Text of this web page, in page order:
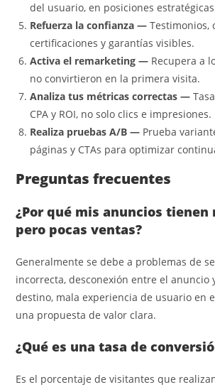
del usuario, en posiciones
Refuerza la confianza —Testimonios,
certificaciones y garantías visibles.
Activa el remarketing — Recupera a
no convirtieron en la primera visita.
Analiza tus métricas correctas —
CPA y ROI, no solo clics e impresiones.
Realiza pruebas A/B — Prueba
páginas y CTAs para optimizar
Preguntas frecuentes
¿Por qué mis anuncios tienen
pero pocas ventas?
Generalmente se debe a problemas de
incorrecta, desconexión entre el anuncio
destino, mala experiencia de usuario en
una propuesta de valor clara.
¿Qué es una tasa de
Es el porcentaje de visitantes que